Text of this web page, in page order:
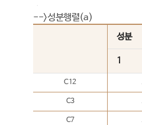
-->성분행렬(a)
성분
1
C12
C3
C7